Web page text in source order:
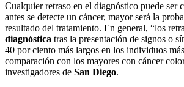
Cualquier retraso en el diagnóstico puede ser
antes se detecte un cáncer, mayor será la
resultado del tratamiento. En general, “los
diagnóstica tras la presentación de signos o
40 por ciento más largos en los individuos
comparación con los mayores con cáncer
investigadores de San Diego.